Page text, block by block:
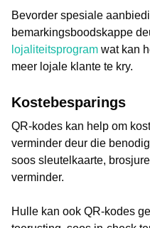
Bevorder spesiale
bemarkingsboodskappe
lojaliteitsprogram wat kan
meer lojale klante te kry.
Kostebesparings
QR-kodes kan help om
verminder deur die
soos sleutelkaarte,
verminder.
Hulle kan ook QR-kodes